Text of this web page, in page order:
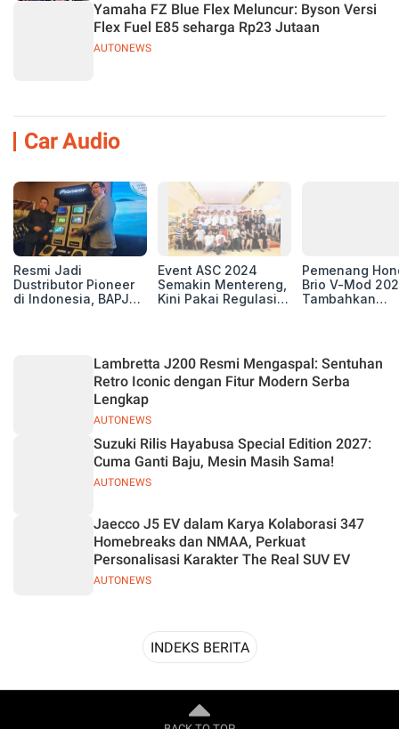
AUTONEWS
Yamaha FZ Blue Flex Meluncur: Byson Versi
Flex Fuel E85 seharga Rp23 Jutaan
Car Audio
Resmi Jadi
Dustributor Pioneer
di Indonesia, BAPJ
Event ASC 2024
Semakin Mentereng,
Kini Pakai Regulasi
Pemenang
Brio V-Mod
Tambahkan
AUTONEWS
Lambretta J200 Resmi Mengaspal: Sentuhan
Retro Iconic dengan Fitur Modern Serba
Lengkap
AUTONEWS
Suzuki Rilis Hayabusa Special Edition 2027:
Cuma Ganti Baju, Mesin Masih Sama!
AUTONEWS
Jaecco J5 EV dalam Karya Kolaborasi 347
Homebreaks dan NMAA, Perkuat
Personalisasi Karakter The Real SUV EV
INDEKS BERITA